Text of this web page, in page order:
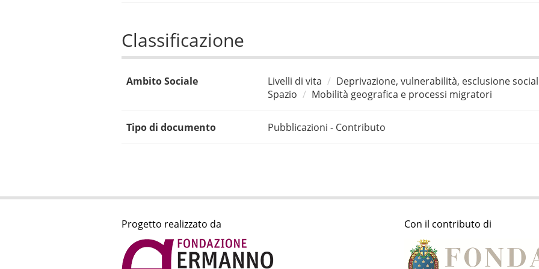
Classificazione
Ambito Sociale Livelli di vita
Deprivazione, vulnerabilità, esclusione
Spazio
Mobilità geografica e processi migratori
Tipo di documento Pubblicazioni - Contributo
Progetto realizzato da Con il contributo di